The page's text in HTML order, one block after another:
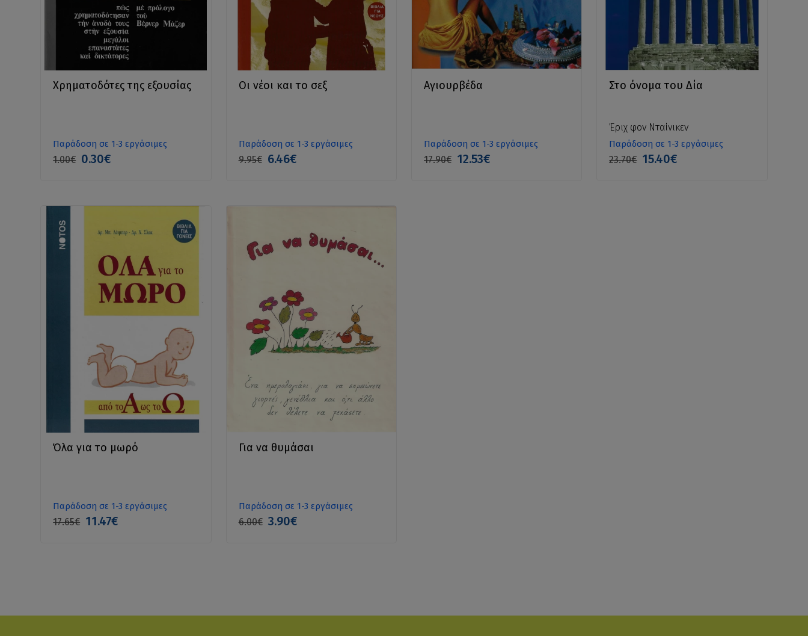
Χρηματοδότες της εξουσίας
Παράδοση σε 1-3 εργάσιμες
1.00€ 0.30€
Οι νέοι και το σεξ
Παράδοση σε 1-3 εργάσιμες
9.95€ 6.46€
Αγιουρβέδα
Παράδοση σε 1-3 εργάσιμες
17.90€ 12.53€
Στο όνομα του Δία
Έριχ φον Νταίνικεν
Παράδοση σε 1-3 εργάσιμες
23.70€ 15.40€
Όλα για το μωρό
Παράδοση σε 1-3 εργάσιμες
17.65€ 11.47€
Για να θυμάσαι
Παράδοση σε 1-3 εργάσιμες
6.00€ 3.90€